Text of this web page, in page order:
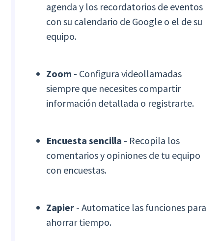
agenda y los recordatorios de eventos
con su calendario de Google o el de su
equipo.
Zoom - Configura videollamadas
siempre que necesites compartir
información detallada o registrarte.
Encuesta sencilla - Recopila los
comentarios y opiniones de tu equipo
con encuestas.
Zapier - Automatice las funciones para
ahorrar tiempo.